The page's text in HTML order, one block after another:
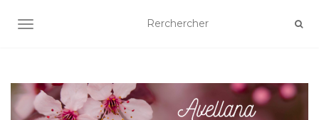
AFFICHER/MASQUER LA NAVIGATION